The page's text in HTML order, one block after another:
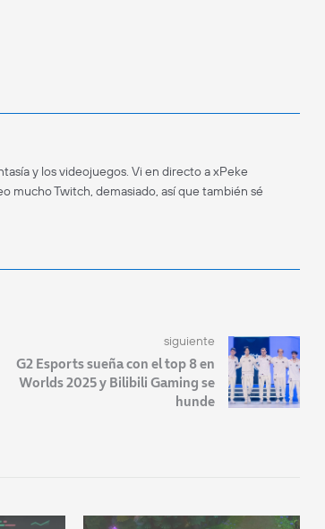
y los videojuegos. Vi en directo a xPeke
mucho Twitch, demasiado, así que también sé
siguiente
G2 Esports sueña con el top 8 en
Worlds 2025 y Bilibili Gaming se
hunde